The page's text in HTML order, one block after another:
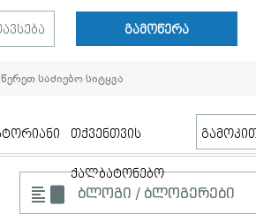
გამოწერა
თქვენთვის
ქალბატონებო
ბლოგი / ბლოგერები